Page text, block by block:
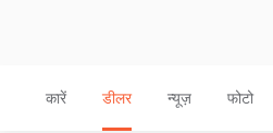
कारें डीलर न्यूज़ फोटो